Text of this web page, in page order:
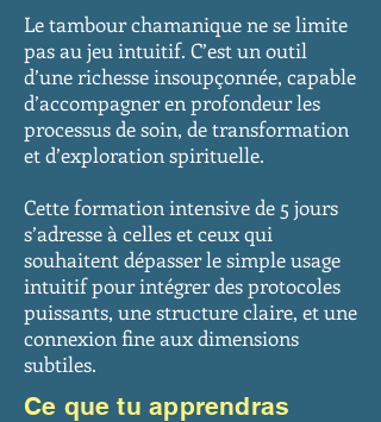
Le tambour chamanique ne se limite
pas au jeu intuitif. C’est un outil
d’une richesse insoupçonnée, capable
d’accompagner en profondeur les
processus de soin, de transformation
et d’exploration spirituelle.
Cette formation intensive de 5 jours
s’adresse à celles et ceux qui
souhaitent dépasser le simple usage
intuitif pour intégrer des protocoles
puissants, une structure claire, et une
connexion fine aux dimensions
subtiles.
Ce que tu apprendras